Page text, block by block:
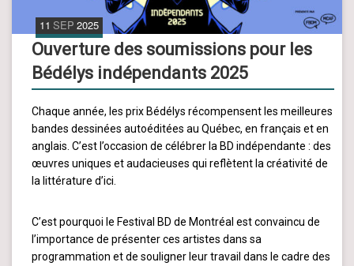
11 SEP 2025
Ouverture des soumissions pour les
Bédélys indépendants 2025
Chaque année, les prix Bédélys récompensent les meilleures
bandes dessinées autoéditées au Québec, en français et en
anglais. C’est l’occasion de célébrer la BD indépendante : des
œuvres uniques et audacieuses qui reflètent la créativité de
la littérature d’ici.
C’est pourquoi le Festival BD de Montréal est convaincu de
l’importance de présenter ces artistes dans sa
programmation et de souligner leur travail dans le cadre des